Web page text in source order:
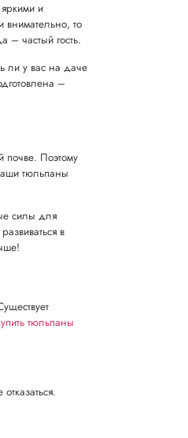
и
внимательно, то
– частый гость.
ли у вас на даче
–
почве. Поэтому
тюльпаны
силы для
в
тюльпаны